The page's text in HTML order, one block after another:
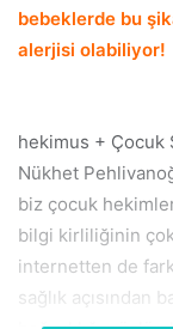
bebeklerde bu
alerjisi olabiliyor!
hekimus + Çocuk
Nükhet
biz çocuk
bilgi kirliliğinin
internetten de
sağlık açısından